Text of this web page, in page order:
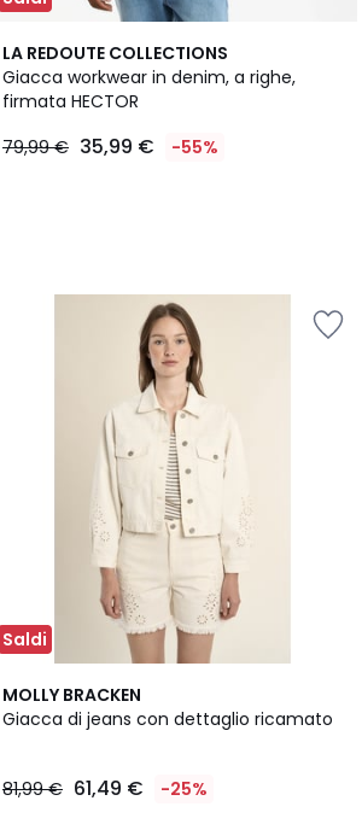
LA REDOUTE COLLECTIONS
Giacca workwear in denim, a righe,
firmata HECTOR
79,99 € 35,99 € -55%
Saldi
MOLLY BRACKEN
Giacca di jeans con dettaglio ricamato
81,99 € 61,49 € -25%